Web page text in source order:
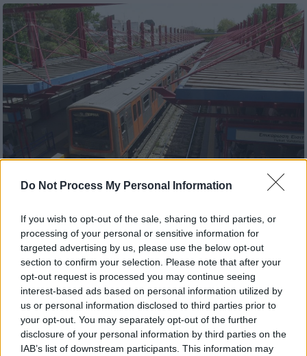
Do Not Process My Personal Information
If you wish to opt-out of the sale, sharing to third parties, or
processing of your personal or sensitive information for
targeted advertising by us, please use the below opt-out
section to confirm your selection. Please note that after your
opt-out request is processed you may continue seeing
interest-based ads based on personal information utilized by
us or personal information disclosed to third parties prior to
your opt-out. You may separately opt-out of the further
disclosure of your personal information by third parties on the
IAB’s list of downstream participants. This information may
(EUROKINISSI/ΧΑΒΑΛΕΖΗΣ ΣΤΡΑΤΟΣ)
Προσθέστε το ΕΘΝΟΣ στη Google
Μεγάλη ταλαιπωρία για εκατοντάδες
επιβάτες στη γραμμή 1 του Μετρό(πρώην
Ηλεκτρικός ) το πρωί της Τρίτης 2/6 καθώς
έκλεισαν τέσσερις σταθμοίλόγω
προβλήματος στο σύστημα σηματοδότησης.